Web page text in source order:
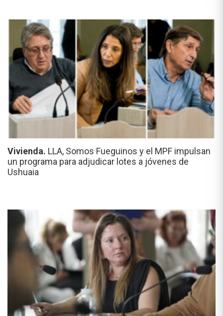
Vivienda. LLA, Somos Fueguinos y el MPF impulsan
un programa para adjudicar lotes a jóvenes de
Ushuaia